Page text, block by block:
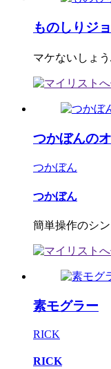
ものしりジ
マケないしょ
つかぼんの
つかぼん
つかぼん
簡単操作のシ
素モグラー
RICK
RICK